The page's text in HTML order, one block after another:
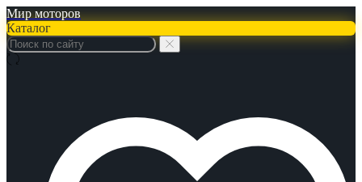
Мир моторов
Каталог